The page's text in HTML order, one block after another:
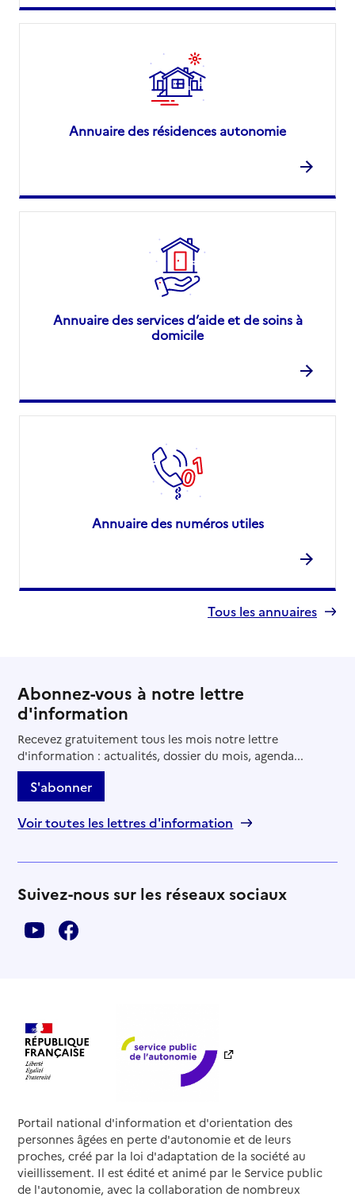
Annuaire des résidences autonomie
Annuaire des services d’aide et de soins à
domicile
Annuaire des numéros utiles
Tous les annuaires
Abonnez-vous à notre lettre
d'information
Recevez gratuitement tous les mois notre lettre
d'information : actualités, dossier du mois, agenda...
S'abonner
Voir toutes les lettres d'information
Suivez-nous sur les réseaux sociaux
Portail national d'information et d'orientation des
personnes âgées en perte d'autonomie et de leurs
proches, créé par la loi d'adaptation de la société au
vieillissement. Il est édité et animé par le Service public
de l'autonomie, avec la collaboration de nombreux